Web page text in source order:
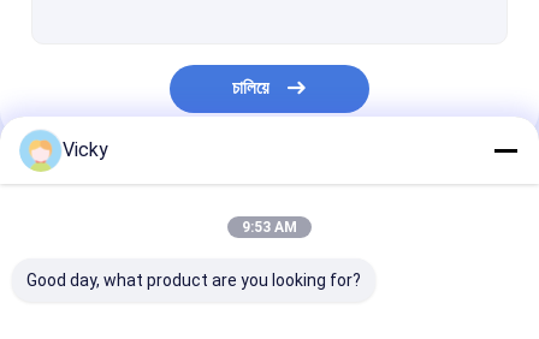
চালিয়ে
আমাদের বিভাগসমূহ
Vicky
9:53 AM
Good day, what product are you looking for?